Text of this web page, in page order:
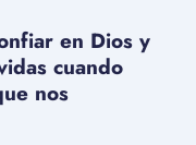
en Dios y
cuando
nos